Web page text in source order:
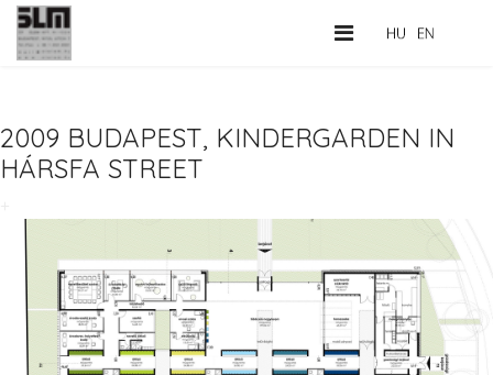
2009 BUDAPEST, KINDERGARDEN IN
HÁRSFA STREET